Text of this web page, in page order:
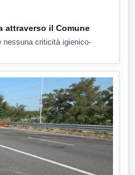
attraverso il Comune
nessuna criticità igienico-